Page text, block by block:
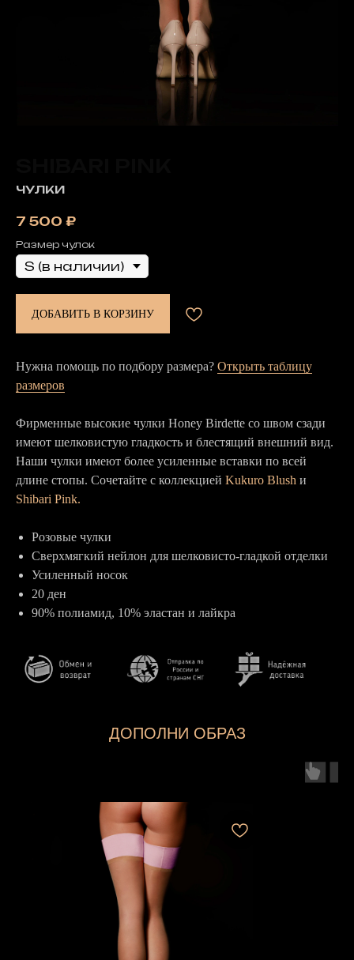
ЧУЛКИ
7 500 ₽
Размер чулок
ДОБАВИТЬ В КОРЗИНУ
Нужна помощь по подбору размера? Открыть таблицу
размеров
Фирменные высокие чулки Honey Birdette со швом сзади
имеют шелковистую гладкость и блестящий внешний вид.
Наши чулки имеют более усиленные вставки по всей
длине стопы. Сочетайте с коллекцией Kukuro Blush и
Shibari Pink.
Розовые чулки
Сверхмягкий нейлон для шелковисто-гладкой отделки
Усиленный носок
20 ден
90% полиамид, 10% эластан и лайкра
ДОПОЛНИ ОБРАЗ